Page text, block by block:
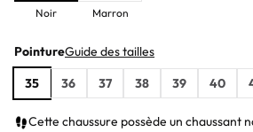
Noir Marron
PointureGuide des tailles
35
36 37 38 39 40
Cette chaussure possède un chaussant